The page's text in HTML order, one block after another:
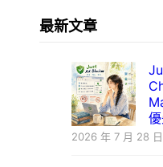
最新文章
2026 年 7 月 28 日